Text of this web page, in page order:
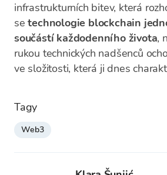
infrastrukturních bitev, která
setechnologie blockchain
součástí každodenního života,
rukou technických nadšenců
ve složitosti, která ji dnes
Tagy
Web3